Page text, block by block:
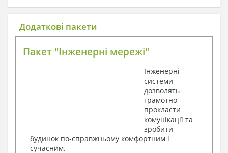
1. До складу Архітектурного розділу
входять:
План покрівлі
Фасади з даними зовнішніх оздоблень
Елементи прорізів – специфікація
Дані перемичок – перетин та специфікація
Обсяги основних будівельних матеріалів
Архітектурні вузли в конструкціях
2. До складу Конструктивного розділу
Додаткові пакети
Пакет "Інженерні мережі"
Інженерні
системи
дозволять
грамотно
прокласти
комунікації та
зробити
будинок по-справжньому комфортним і
сучасним.